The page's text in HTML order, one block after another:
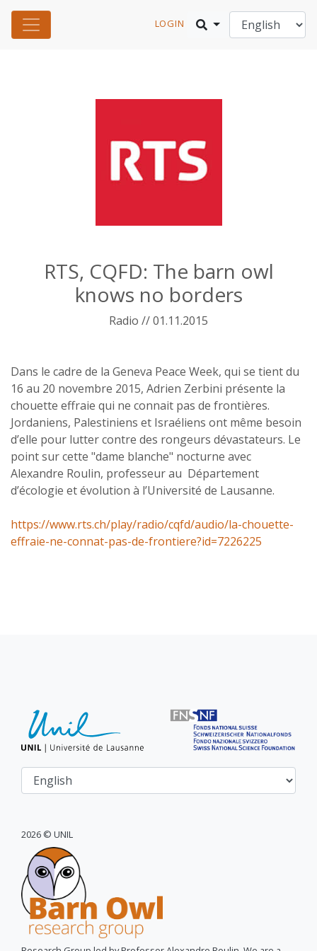
LOGIN
RTS, CQFD: The barn owl
knows no borders
Radio // 01.11.2015
Dans le cadre de la Geneva Peace Week, qui se tient du
16 au 20 novembre 2015, Adrien Zerbini présente la
chouette effraie qui ne connait pas de frontières.
Jordaniens, Palestiniens et Israéliens ont même besoin
d’elle pour lutter contre des rongeurs dévastateurs. Le
point sur cette "dame blanche" nocturne avec
Alexandre Roulin, professeur au Département
d’écologie et évolution à l’Université de Lausanne.
https://www.rts.ch/play/radio/cqfd/audio/la-chouette-
effraie-ne-connat-pas-de-frontiere?id=7226225
2026 © UNIL